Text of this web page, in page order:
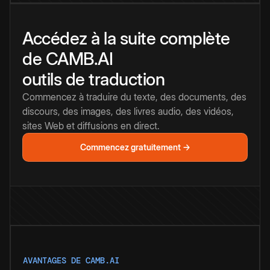
Accédez à la suite complète
de CAMB.AI
outils de traduction
Commencez à traduire du texte, des documents, des
discours, des images, des livres audio, des vidéos,
sites Web et diffusions en direct.
Commencez gratuitement →
AVANTAGES DE CAMB.AI